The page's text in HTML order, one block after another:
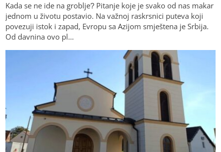
Kada se ne ide na groblje? Pitanje koje je svako od nas makar
jednom u životu postavio. Na važnoj raskrsnici puteva koji
povezuji istok i zapad, Evropu sa Azijom smještena je Srbija.
Od davnina ovo pl…